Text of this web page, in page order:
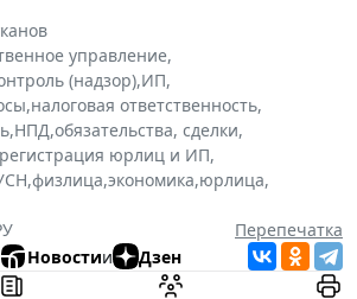
управление,
(надзор),ИП,
,налоговая ответственность,
,НПД,обязательства, сделки,
регистрация юрлиц и ИП,
,физлица,экономика,юрлица,
Перепечатка
Новостии Дзен